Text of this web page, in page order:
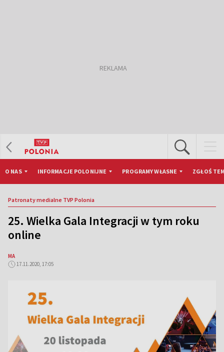
O NAS INFORMACJE POLONIJNE PROGRAMY WŁASNE ZGŁOŚ
Patronaty medialne TVP Polonia
25. Wielka Gala Integracji w tym roku
online
MA
17.11.2020, 17:05